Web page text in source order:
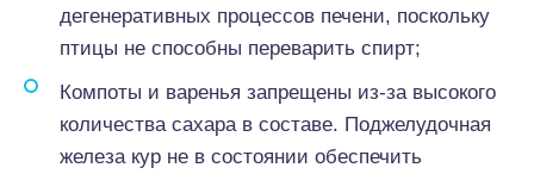
дегенеративных процессов печени, поскольку
птицы не способны переварить спирт;
Компоты и варенья запрещены из-за высокого
количества сахара в составе. Поджелудочная
железа кур не в состоянии обеспечить